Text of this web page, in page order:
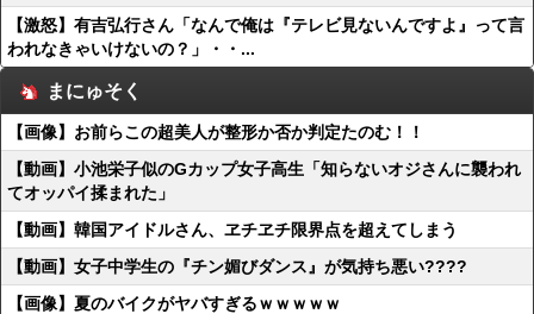
【激怒】有吉弘行さん「なんで俺は『テレビ見ないんですよ』って言
われなきゃいけないの？」・・...
まにゅそく
【画像】お前らこの超美人が整形か否か判定たのむ！！
【動画】小池栄子似のGカップ女子高生「知らないオジさんに襲われ
てオッパイ揉まれた」
【動画】韓国アイドルさん、ヱチヱチ限界点を超えてしまう
【動画】女子中学生の『チン媚びダンス』が気持ち悪い????
【画像】夏のバイクがヤバすぎるｗｗｗｗｗ